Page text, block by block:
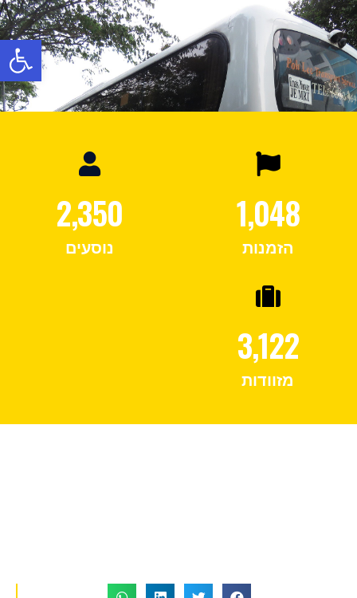
1,048
הזמנות
2,350
נוסעים
3,122
מזוודות